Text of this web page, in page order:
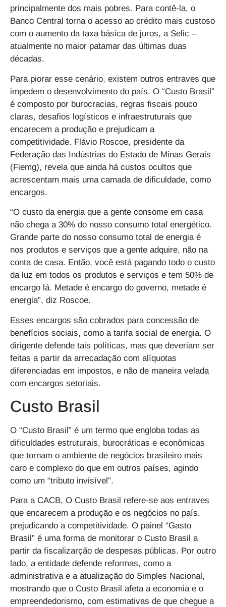
principalmente dos mais pobres. Para contê-la, o
Banco Central torna o acesso ao crédito mais custoso
com o aumento da taxa básica de juros, a Selic –
atualmente no maior patamar das últimas duas
décadas.
Para piorar esse cenário, existem outros entraves que
impedem o desenvolvimento do país. O “Custo Brasil”
é composto por burocracias, regras fiscais pouco
claras, desafios logísticos e infraestruturais que
encarecem a produção e prejudicam a
competitividade. Flávio Roscoe, presidente da
Federação das Indústrias do Estado de Minas Gerais
(Fiemg), revela que ainda há custos ocultos que
acrescentam mais uma camada de dificuldade, como
encargos.
“O custo da energia que a gente consome em casa
não chega a 30% do nosso consumo total energético.
Grande parte do nosso consumo total de energia é
nos produtos e serviços que a gente adquire, não na
conta de casa. Então, você está pagando todo o custo
da luz em todos os produtos e serviços e tem 50% de
encargo lá. Metade é encargo do governo, metade é
energia”, diz Roscoe.
Esses encargos são cobrados para concessão de
benefícios sociais, como a tarifa social de energia. O
dirigente defende tais políticas, mas que deveriam ser
feitas a partir da arrecadação com alíquotas
diferenciadas em impostos, e não de maneira velada
com encargos setoriais.
Custo Brasil
O “Custo Brasil” é um termo que engloba todas as
dificuldades estruturais, burocráticas e econômicas
que tornam o ambiente de negócios brasileiro mais
caro e complexo do que em outros países, agindo
como um “tributo invisível”.
Para a CACB, O Custo Brasil refere-se aos entraves
que encarecem a produção e os negócios no país,
prejudicando a competitividade. O painel “Gasto
Brasil” é uma forma de monitorar o Custo Brasil a
partir da fiscalizarção de despesas públicas. Por outro
lado, a entidade defende reformas, como a
administrativa e a atualização do Simples Nacional,
mostrando que o Custo Brasil afeta a economia e o
empreendedorismo, com estimativas de que chegue a